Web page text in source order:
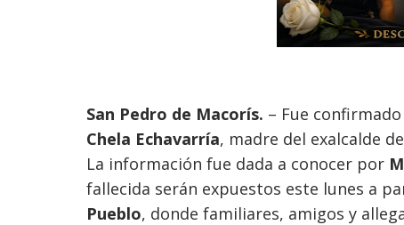
San Pedro de Macorís. – Fue
Chela Echavarría, madre del exalcalde
La información fue dada a conocer por
fallecida serán expuestos este lunes a
Pueblo, donde familiares, amigos y